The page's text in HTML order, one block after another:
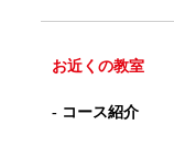
お近くの教室
- コース紹介